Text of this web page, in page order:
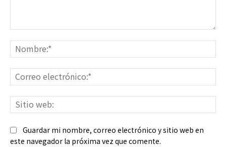
Guardar mi nombre, correo electrónico y sitio web en
este navegador la próxima vez que comente.